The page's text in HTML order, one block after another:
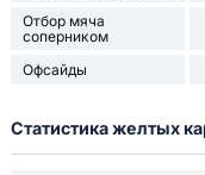
Отбор мяча
соперником
Офсайды
Статистика желтых